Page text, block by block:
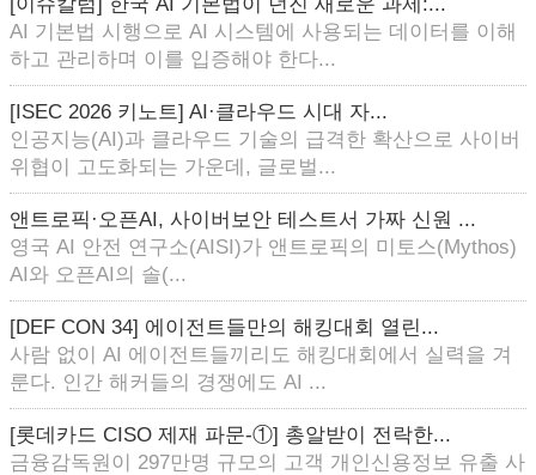
AI 기본법 시행으로 AI 시스템에 사용되는 데이터를 이해
하고 관리하며 이를 입증해야 한다...
[ISEC 2026 키노트] AI·클라우드 시대 자...
인공지능(AI)과 클라우드 기술의 급격한 확산으로 사이버
위협이 고도화되는 가운데, 글로벌...
앤트로픽·오픈AI, 사이버보안 테스트서 가짜 신원 ...
영국 AI 안전 연구소(AISI)가 앤트로픽의 미토스(Mythos)
AI와 오픈AI의 솔(...
[DEF CON 34] 에이전트들만의 해킹대회 열린...
사람 없이 AI 에이전트들끼리도 해킹대회에서 실력을 겨
룬다. 인간 해커들의 경쟁에도 AI ...
[롯데카드 CISO 제재 파문-①] 총알받이 전락한...
금융감독원이 297만명 규모의 고객 개인신용정보 유출 사